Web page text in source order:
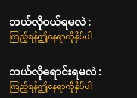
ဘယ်လို၀ယ်ရမလဲ :
ကြည့်ရန်ဤနေရာကိုနှိပ်ပါ
ဘယ်လိုရောင်းရမလဲ :
ကြည့်ရန်ဤနေရာကိုနှိပ်ပါ